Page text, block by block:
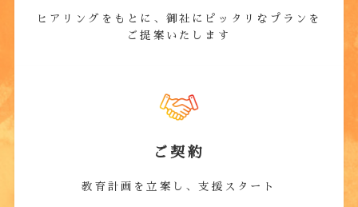
ヒアリングをもとに、御社にピッタリなプランを
ご提案いたします
ご契約
教育計画を立案し、支援スタート